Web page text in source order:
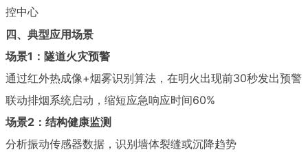
控中心
四、典型应用场景
场景1：隧道火灾预警
通过红外热成像+烟雾识别算法，在明火出现前30秒发出预警
联动排烟系统启动，缩短应急响应时间60%
场景2：结构健康监测
分析振动传感器数据，识别墙体裂缝或沉降趋势